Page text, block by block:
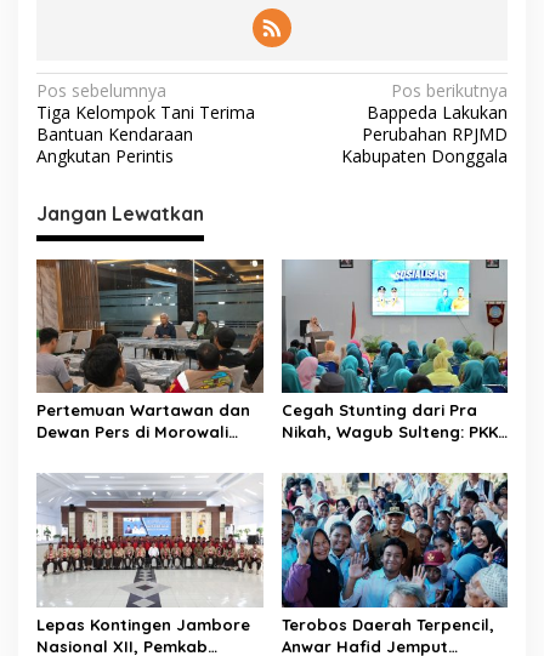
N
a
v
i
g
a
s
i
p
o
s
Pos sebelumnya
Tiga Kelompok Tani Terima
Bantuan Kendaraan
Angkutan Perintis
Pos berikutnya
Bappeda Lakukan
Perubahan RPJMD
Kabupaten Donggala
Jangan Lewatkan
Pertemuan Wartawan dan
Dewan Pers di Morowali
dan Peningkatan
Kompetensi Jurnalis
Cegah Stunting dari Pra
Nikah, Wagub Sulteng: PKK
Selamatkan Generasi Emas
Lepas Kontingen Jambore
Nasional XII, Pemkab
Terobos Daerah Terpencil,
Anwar Hafid Jemput